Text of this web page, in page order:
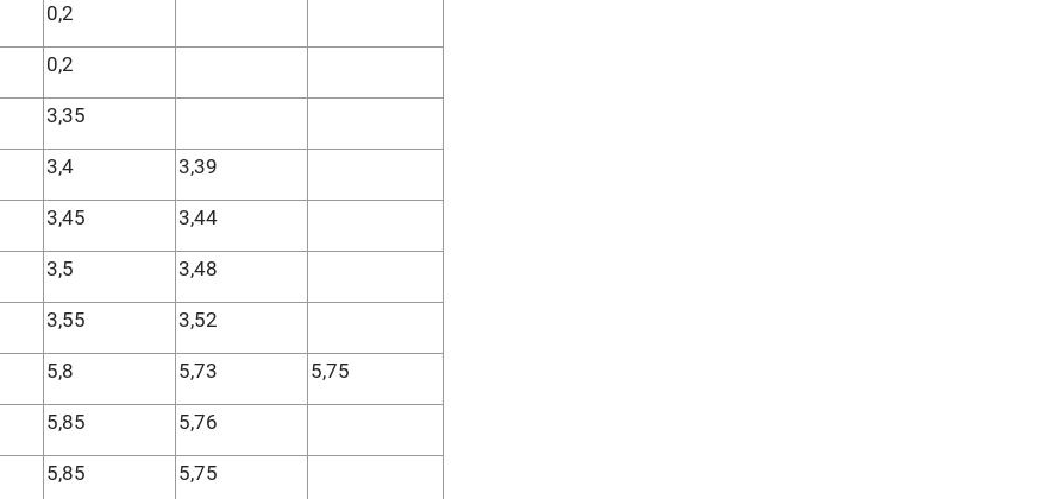
0,2
0,2
3,35
3,4 3,39
3,45 3,44
3,5 3,48
3,55 3,52
5,8 5,73 5,75
5,85 5,76
5,85 5,75